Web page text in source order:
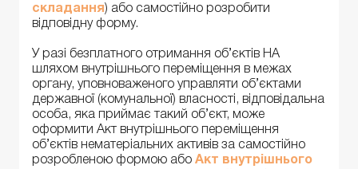
складання ) або самостійно розробити
відповідну форму.
У разі безплатного отримання об’єктів НА
шляхом внутрішнього переміщення в межах
органу, уповноваженого управляти об’єктами
державної (комунальної) власності, відповідальна
особа, яка приймає такий об’єкт, може
оформити Акт внутрішнього переміщення
об’єктів нематеріальних активів за самостійно
розробленою формою або Акт внутрішнього